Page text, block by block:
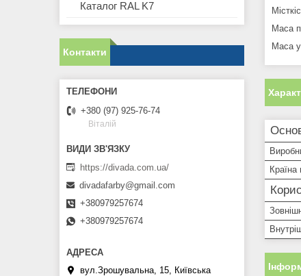
Маса
Маса
Країна
Каталог RAL K7
Контакти
+380 (97) 925-76-74
Віталій
https://divada.com.ua/
divadafarby@gmail.com
+380979257674
+380979257674
вул.Зрошувальна, 15, Київська